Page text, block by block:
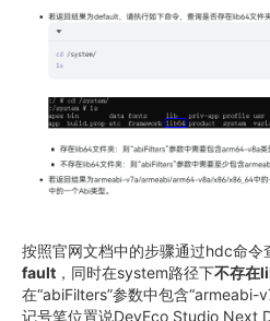
按照官网文档中的步骤通过hdc命令
fault ，同时在system路径下不存在
在“abiFilters”参数中包含“armeabi-
记号笔位置说DevEco Studio Next